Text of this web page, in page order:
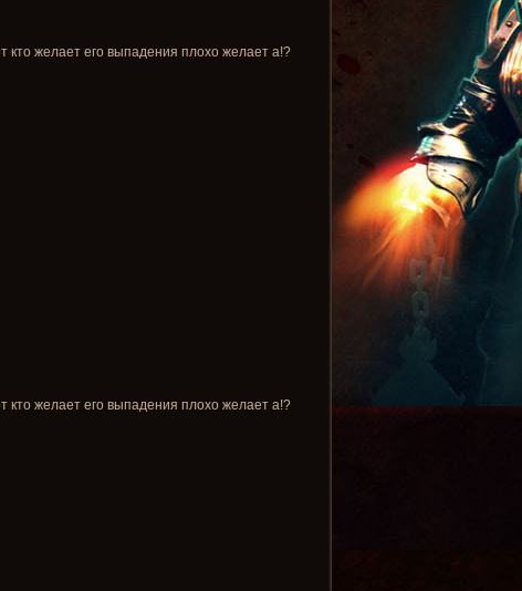
кто желает его выпадения плохо желает а!?
кто желает его выпадения плохо желает а!?